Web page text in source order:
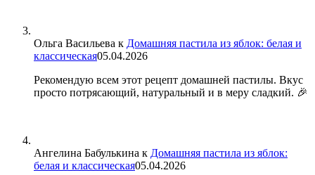
Ольга Васильева к Домашняя пастила из яблок: белая и
классическая05.04.2026
Рекомендую всем этот рецепт домашней пастилы. Вкус
просто потрясающий, натуральный и в меру сладкий. 🎉
Ангелина Бабулькина к Домашняя пастила из яблок:
белая и классическая05.04.2026